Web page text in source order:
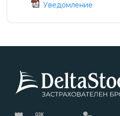
Уведомление